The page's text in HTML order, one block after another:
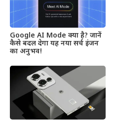
Google AI Mode क्या है? जानें
कैसे बदल देगा यह नया सर्च इंजन
का अनुभव!